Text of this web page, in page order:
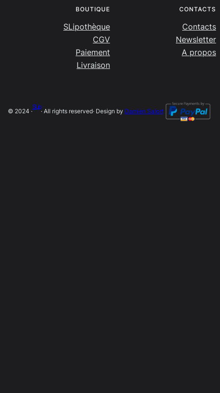
BOUTIQUE
SLipothèque
CGV
Paiement
Livraison
CONTACTS
Contacts
Newsletter
A propos
© 2024 ·
SLip
· All rights reserved· Design by Damien Salort